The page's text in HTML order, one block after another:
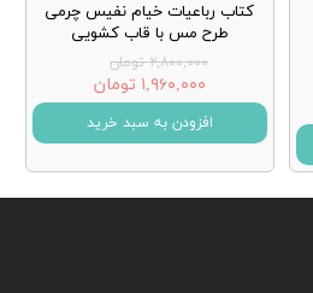
کتاب رباعیات خیام نفیس چرمی
طرح مس با قاب کشویی
۲,۸۰۰,۰۰۰ تومان
۱,۹۶۰,۰۰۰ تومان
افزودن به سبد خرید